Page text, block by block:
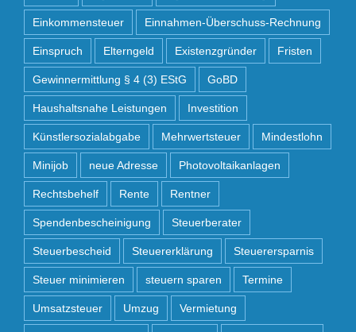
Einkommensteuer Einnahmen-Überschuss-Rechnung
Einspruch Elterngeld Existenzgründer Fristen
Gewinnermittlung § 4 (3) EStG GoBD
Haushaltsnahe Leistungen Investition
Künstlersozialabgabe Mehrwertsteuer Mindestlohn
Minijob neue Adresse Photovoltaikanlagen
Rechtsbehelf Rente Rentner
Spendenbescheinigung Steuerberater
Steuerbescheid Steuererklärung Steuerersparnis
Steuer minimieren steuern sparen Termine
Umsatzsteuer Umzug Vermietung